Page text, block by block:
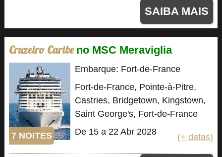
SAIBA MAIS
Cruzeiro Caribe no MSC Meraviglia
7 NOITES
Embarque: Fort-de-France
Fort-de-France, Pointe-à-Pitre,
Castries, Bridgetown, Kingstown,
Saint George's, Fort-de-France
De 15 a 22 Abr 2028
(+ datas)